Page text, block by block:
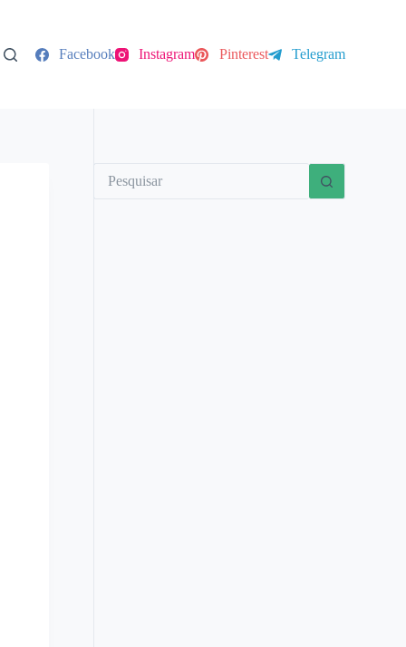
Facebook Instagram Pinterest Telegram